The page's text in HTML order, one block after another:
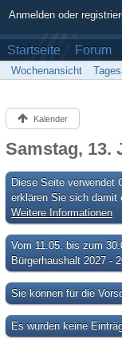
Anmelden oder
Startseite Forum
Wochenansicht
Kalender
Samstag, 13.
Diese Seite verwendet
erklären Sie sich damit
Weitere Informationen
Vom 11.05. bis zum
Bürgerhaushalt 2027 -
Sie können für die
Es wurden keine